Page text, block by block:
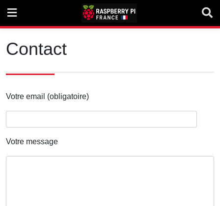
content
Contact
Votre email (obligatoire)
Votre message